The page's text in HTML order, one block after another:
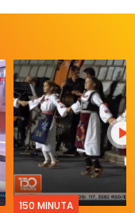
150 MINUTA